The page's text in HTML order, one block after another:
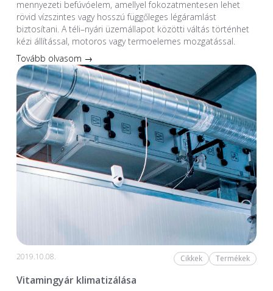
mennyezeti befúvóelem, amellyel fokozatmentesen lehet
rövid vízszintes vagy hosszú függőleges légáramlást
biztosítani. A téli–nyári üzemállapot közötti váltás történhet
kézi állítással, motoros vagy termoelemes mozgatással.
Tovább olvasom →
2019.10.08. Cikkek Termékek
Vitamingyár klimatizálása